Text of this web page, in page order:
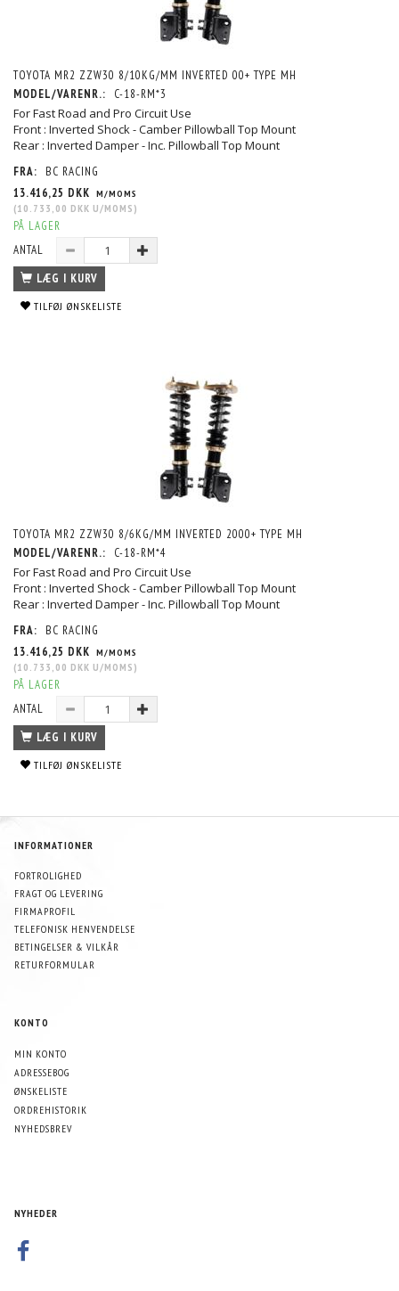
TOYOTA MR2 ZZW30 8/10KG/MM INVERTED 00+ TYPE MH
MODEL/VARENR.:
C-18-RM*3
For Fast Road and Pro Circuit Use
Front : Inverted Shock - Camber Pillowball Top Mount
Rear : Inverted Damper - Inc. Pillowball Top Mount
FRA:
BC RACING
13.416,25 DKK M/MOMS
(10.733,00 DKK U/MOMS )
PÅ LAGER
ANTAL
LÆG I KURV
TILFØJ ØNSKELISTE
TOYOTA MR2 ZZW30 8/6KG/MM INVERTED 2000+ TYPE MH
MODEL/VARENR.:
C-18-RM*4
For Fast Road and Pro Circuit Use
Front : Inverted Shock - Camber Pillowball Top Mount
Rear : Inverted Damper - Inc. Pillowball Top Mount
FRA:
BC RACING
13.416,25 DKK M/MOMS
(10.733,00 DKK U/MOMS )
PÅ LAGER
ANTAL
LÆG I KURV
TILFØJ ØNSKELISTE
INFORMATIONER
FORTROLIGHED
FRAGT OG LEVERING
FIRMAPROFIL
TELEFONISK HENVENDELSE
BETINGELSER & VILKÅR
RETURFORMULAR
KONTO
MIN KONTO
ADRESSEBOG
ØNSKELISTE
ORDREHISTORIK
NYHEDSBREV
NYHEDER